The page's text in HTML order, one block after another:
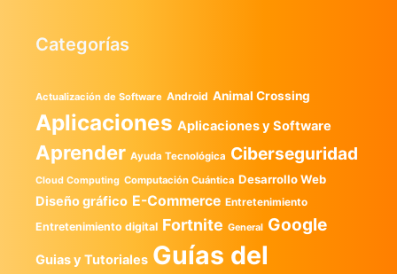
Categorías
Actualización de Software Android Animal Crossing
Aplicaciones Aplicaciones y Software
Aprender Ayuda Tecnológica Ciberseguridad
Cloud Computing Computación Cuántica Desarrollo Web
Diseño gráfico E-Commerce Entretenimiento
Entretenimiento digital Fortnite General Google
Guias y Tutoriales Guías del